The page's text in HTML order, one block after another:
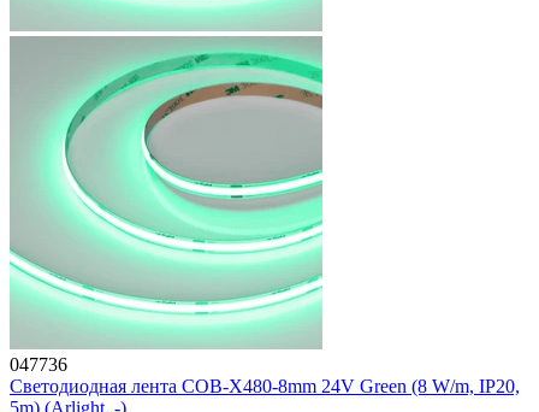
047736
Светодиодная лента COB-X480-8mm 24V Green (8 W/m, IP20,